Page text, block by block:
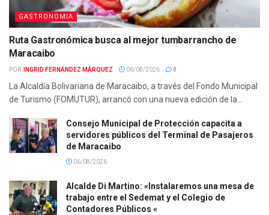
GASTRONOMIA
Ruta Gastronómica busca al mejor tumbarrancho de
Maracaibo
POR: INGRID FERNÁNDEZ MÁRQUEZ 06/08/2026 0
La Alcaldía Bolivariana de Maracaibo, a través del Fondo Municipal
de Turismo (FOMUTUR), arrancó con una nueva edición de la...
Consejo Municipal de Protección capacita a
servidores públicos del Terminal de Pasajeros
de Maracaibo
06/08/2026
Alcalde Di Martino: «Instalaremos una mesa de
trabajo entre el Sedemat y el Colegio de
Contadores Públicos «